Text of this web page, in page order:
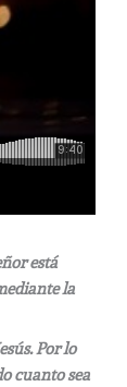
está
la
Por lo
cuanto sea